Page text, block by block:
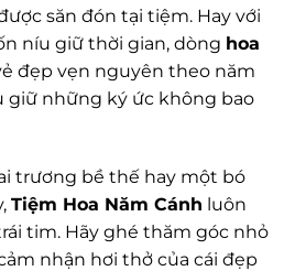
săn đón tại tiệm. Hay với
níu giữ thời gian, dòng hoa
đẹp vẹn nguyên theo năm
giữ những ký ức không bao
trương bề thế hay một bó
Tiệm Hoa Năm Cánh luôn
tim. Hãy ghé thăm góc nhỏ
nhận hơi thở của cái đẹp